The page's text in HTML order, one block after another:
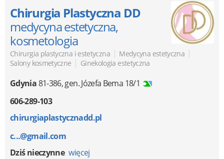
Chirurgia Plastyczna DD
medycyna estetyczna,
kosmetologia
Chirurgia plastyczna i estetyczna | Medycyna estetyczna |
Salony kosmetyczne | Ginekologia estetyczna
Gdynia81-386,gen. Józefa Bema 18/1
606-289-103
chirurgiaplastycznadd.pl
c...@gmail.com
Dziś nieczynne więcej